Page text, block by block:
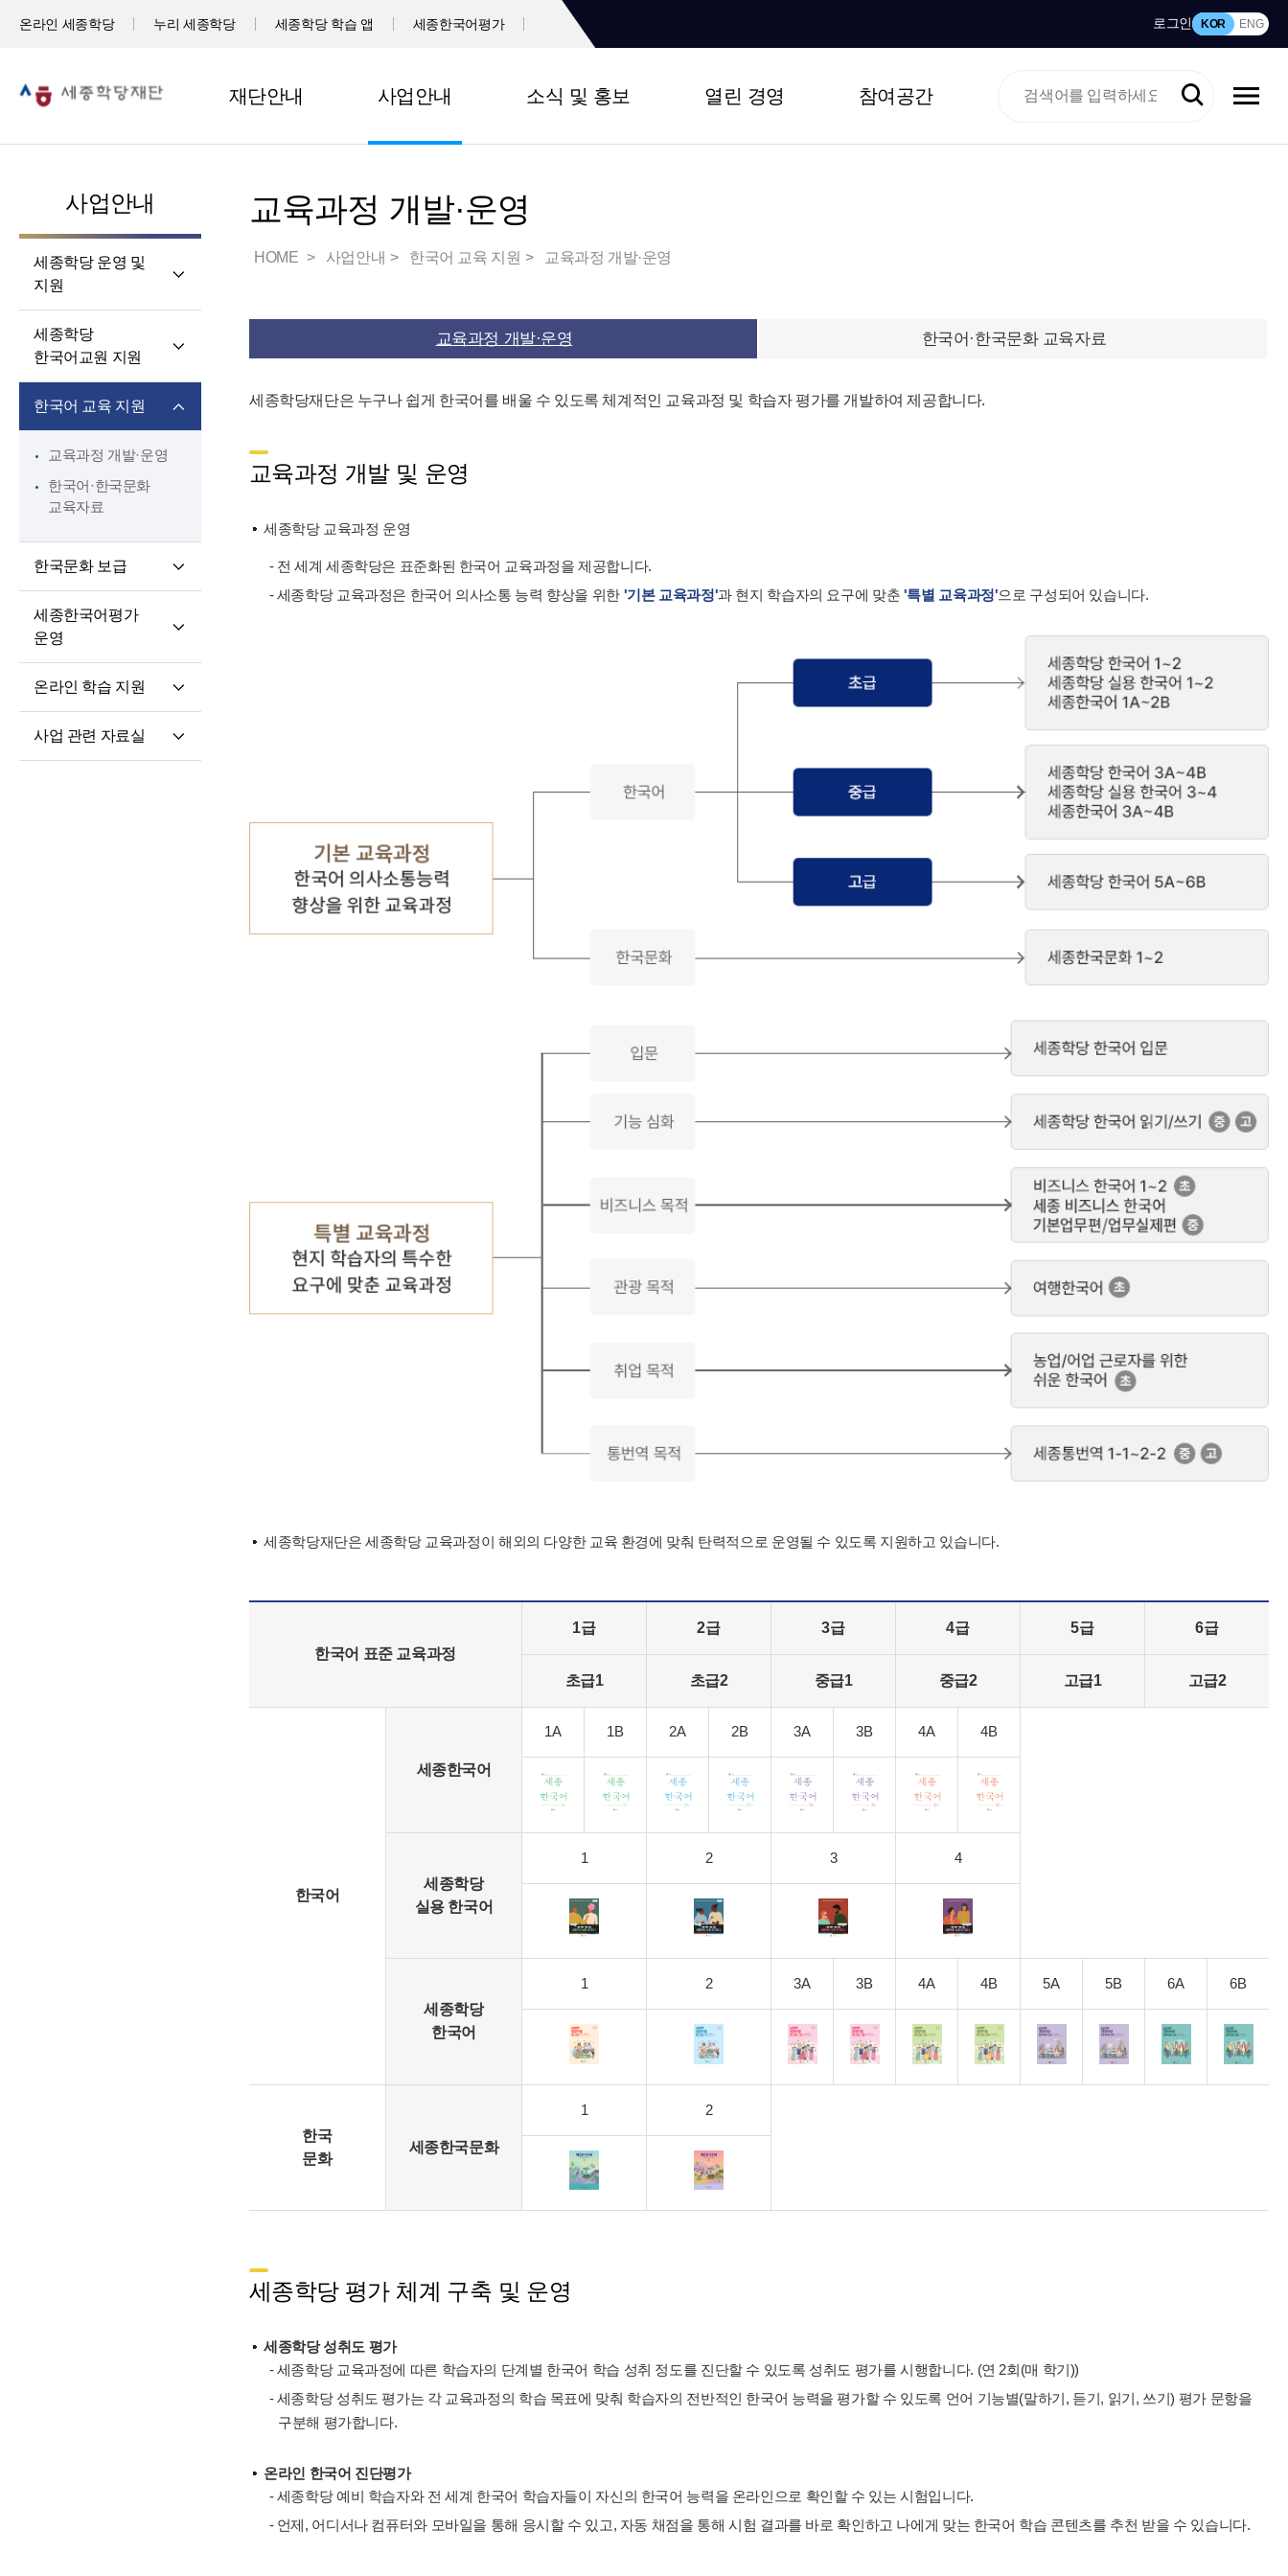
온라인 세종학당 누리 세종학당 세종학당 학습 앱 세종한국어평가 로그인 KOR ENG
재단안내 사업안내 소식 및 홍보 열린 경영 참여공간
사업안내
세종학당 운영 및
지원
세종학당 신규 지정
세종학당 운영 지원
세종학당
한국어교원 지원
한국어교원의 직무와
핵심 역량
교원 전문성 강화
파견교원 지원
한국어 교육 지원
교육과정 개발·운영
한국어·한국문화
교육자료
한국문화 보급
말하기 쓰기 대회
세종학당 문화인턴
세종한국어평가
운영
온라인 학습 지원
사업 관련 자료실
교육과정 개발·운영
HOME 사업안내 한국어 교육 지원 교육과정 개발·운영
교육과정 개발·운영 한국어·한국문화 교육자료
세종학당재단은 누구나 쉽게 한국어를 배울 수 있도록 체계적인 교육과정 및 학습자 평가를 개발하여 제공합니다.
교육과정 개발 및 운영
세종학당 교육과정 운영
- 전 세계 세종학당은 표준화된 한국어 교육과정을 제공합니다.
- 세종학당 교육과정은 한국어 의사소통 능력 향상을 위한 '기본 교육과정'과 현지 학습자의 요구에 맞춘 '특별 교육과정'으로 구성되어 있습니다.
세종학당재단은 세종학당 교육과정이 해외의 다양한 교육 환경에 맞춰 탄력적으로 운영될 수 있도록 지원하고 있습니다.
한국어 표준 교육과정
1급 2급 3급 4급 5급 6급
초급1 초급2 중급1 중급2 고급1 고급2
한국어
세종한국어
1A 1B 2A 2B 3A 3B 4A 4B
세종학당
실용 한국어
1 2 3 4
세종학당
한국어
1 2 3A 3B 4A 4B 5A 5B 6A 6B
한국
문화
세종한국문화
1 2
세종학당 평가 체계 구축 및 운영
세종학당 성취도 평가
- 세종학당 교육과정에 따른 학습자의 단계별 한국어 학습 성취 정도를 진단할 수 있도록 성취도 평가를 시행합니다. (연 2회(매 학기))
- 세종학당 성취도 평가는 각 교육과정의 학습 목표에 맞춰 학습자의 전반적인 한국어 능력을 평가할 수 있도록 언어 기능별(말하기, 듣기, 읽기, 쓰기) 평가 문항을
구분해 평가합니다.
온라인 한국어 진단평가
- 세종학당 예비 학습자와 전 세계 한국어 학습자들이 자신의 한국어 능력을 온라인으로 확인할 수 있는 시험입니다.
- 언제, 어디서나 컴퓨터와 모바일을 통해 응시할 수 있고, 자동 채점을 통해 시험 결과를 바로 확인하고 나에게 맞는 한국어 학습 콘텐츠를 추천 받을 수 있습니다.